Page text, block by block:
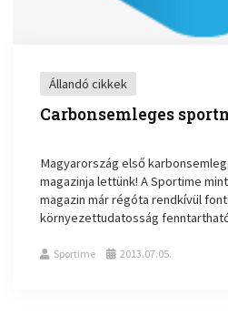
Állandó cikkek
Carbonsemleges
Magyarország első
magazinja lettünk! A Sportime
magazin már régóta rendkívül
környezettudatosság
Sportime 2013.07.05.